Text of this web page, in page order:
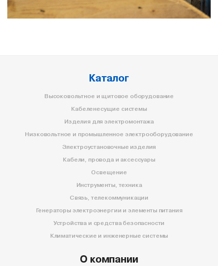
Каталог
Высоковольтное и щитовое оборудование
Кабеленесущие системы
Изделия для электромонтажа
Низковольтное и промышленное электрооборудование
Электроустановочные изделия
Кабели, провода и аксессуары
Освещение
Инструменты, техника
Связь, телекоммуникации
Генераторы электроэнергии и элементы питания
Устройства и средства безопасности
Климатические и инженерные системы
О компании